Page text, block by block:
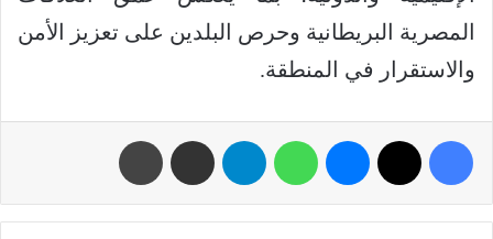
المصرية البريطانية وحرص البلدين على تعزيز الأمن
والاستقرار في المنطقة.